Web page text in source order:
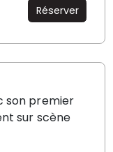
Réserver
son premier
sur scène